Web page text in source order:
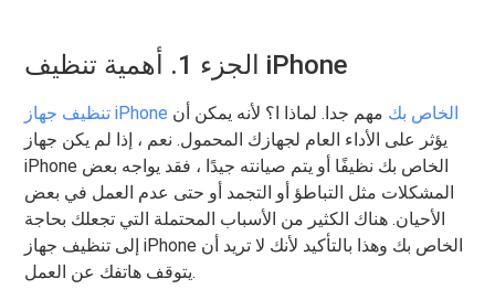
الجزء 1. أهمية تنظيف iPhone
تنظيف جهاز iPhone الخاص بك مهم جدا. لماذا ا؟ لأنه يمكن أن
يؤثر على الأداء العام لجهازك المحمول. نعم ، إذا لم يكن جهاز
iPhone الخاص بك نظيفًا أو يتم صيانته جيدًا ، فقد يواجه بعض
المشكلات مثل التباطؤ أو التجمد أو حتى عدم العمل في بعض
الأحيان. هناك الكثير من الأسباب المحتملة التي تجعلك بحاجة
إلى تنظيف جهاز iPhone الخاص بك وهذا بالتأكيد لأنك لا تريد أن
يتوقف هاتفك عن العمل.